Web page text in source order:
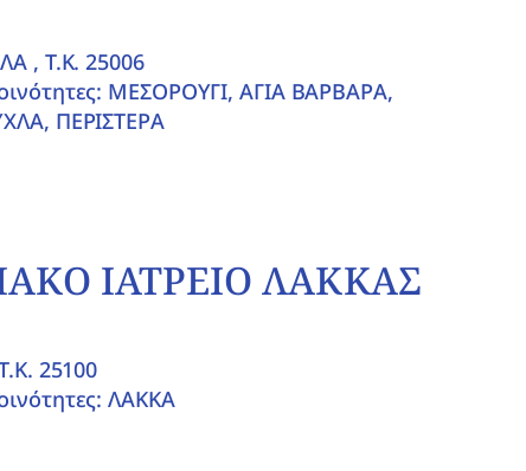
, T.K. 25006
ΜΕΣΟΡΟΥΓΙ, ΑΓΙΑ ΒΑΡΒΑΡΑ,
ΠΕΡΙΣΤΕΡΑ
ΙΑΤΡΕΙΟ ΛΑΚΚΑΣ
25100
ΛΑΚΚΑ